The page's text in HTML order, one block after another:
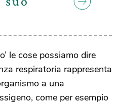
le cose possiamo dire
respiratoria rappresenta
a una
come per esempio